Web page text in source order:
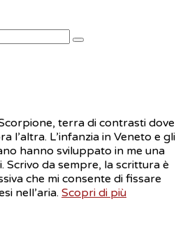
terra di contrasti dove
l’altra. L’infanzia in Veneto e gli
hanno sviluppato in me una
Scrivo da sempre, la scrittura è
che mi consente di fissare
nell’aria. Scopri di più